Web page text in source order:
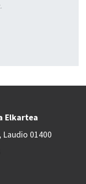
Elkartea
01400